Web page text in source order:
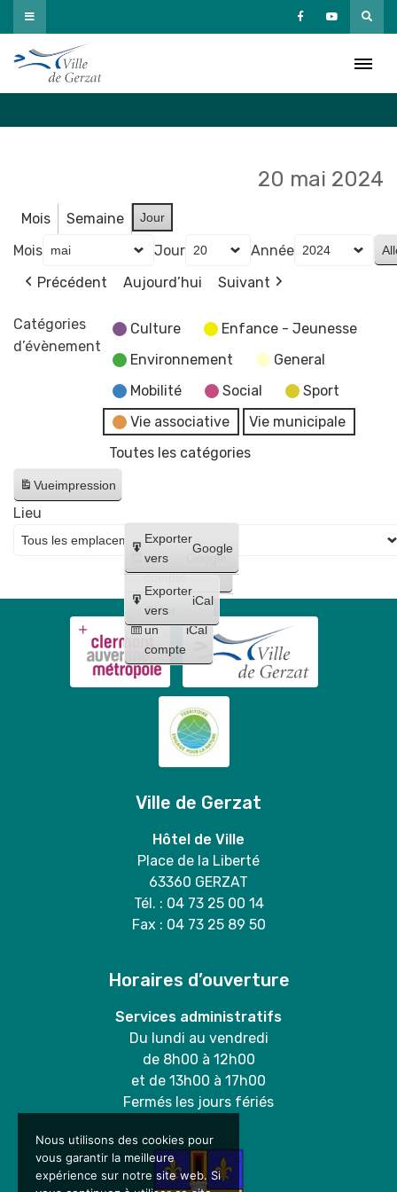
Passer
au
contenu
20 mai 2024
Mois Semaine Jour
Mois Jour
Année
Précédent
Aujourd’hui Suivant
Catégories
d’évènement
Culture
Enfance - Jeunesse
Environnement
General
Mobilité
Social
Sport
Vie associative
Vie municipale
Toutes les catégories
Vueimpression
Créer
un
compte
Google
Créer
un
compte
iCal
Exporter
vers
Google
Exporter
vers
iCal
Lieu
Ville de Gerzat
Hôtel de Ville
Place de la Liberté
63360 GERZAT
Tél. : 04 73 25 00 14
Fax : 04 73 25 89 50
Horaires d’ouverture
Services administratifs
Du lundi au vendredi
de 8h00 à 12h00
et de 13h00 à 17h00
Fermés les jours fériés
Nous utilisons des cookies pour
vous garantir la meilleure
expérience sur notre site web. Si